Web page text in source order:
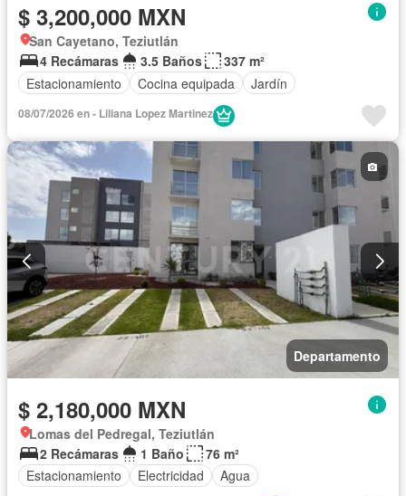
$ 3,200,000 MXN
San Cayetano, Teziutlán
4 Recámaras
3.5 Baños
337 m²
Estacionamiento
Cocina equipada Jardín
08/07/2026 en - Liliana Lopez Martinez
Departamento
$ 2,180,000 MXN
Lomas del Pedregal, Teziutlán
2 Recámaras
1 Baño
76 m²
Estacionamiento
Electricidad Agua